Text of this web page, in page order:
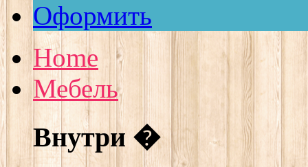
Оформить
Home
Мебель
Внутри �